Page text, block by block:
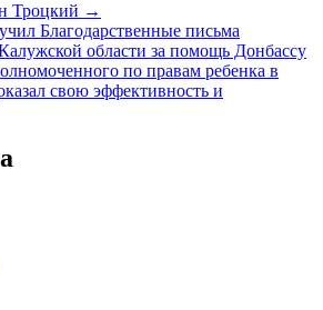
Троцкий →
Благодарственные письма
области за помощь Донбассу
по правам ребенка в
свою эффективность и